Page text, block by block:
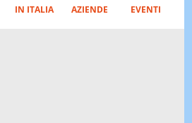
IN ITALIA AZIENDE EVENTI